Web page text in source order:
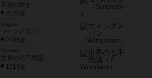
宝石の煌き
2028名
Wingspan
ウイングスパン
2006名
7 Wonders
世界の七不思議
1919名